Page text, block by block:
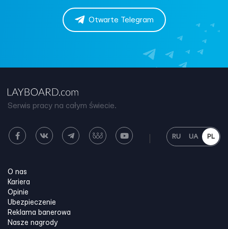
Otwarte Telegram
Serwis pracy na całym świecie.
RU UA PL
O nas
Kariera
Opinie
Ubezpieczenie
Reklama banerowa
Nasze nagrody